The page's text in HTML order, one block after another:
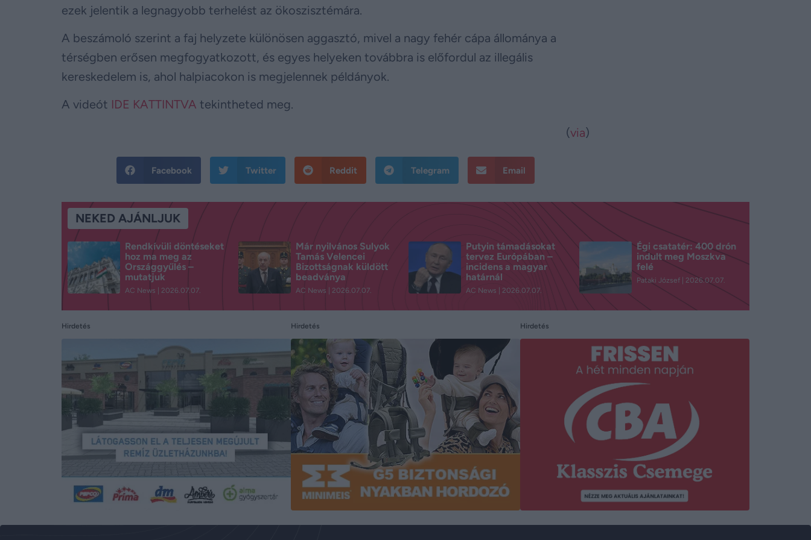
ezek jelentik a legnagyobb terhelést az ökoszisztémára.
A beszámoló szerint a faj helyzete különösen aggasztó, mivel a nagy fehér cápa állománya a
térségben erősen megfogyatkozott, és egyes helyeken továbbra is előfordul az illegális
kereskedelem is, ahol halpiacokon is megjelennek példányok.
A videót IDE KATTINTVA tekintheted meg.
(via)
Facebook Twitter Reddit Telegram Email
NEKED AJÁNLJUK
Rendkívüli döntéseket
hoz ma meg az
Országgyűlés –
mutatjuk
AC News 2026.07.07.
Már nyilvános Sulyok
Tamás Velencei
Bizottságnak küldött
beadványa
AC News 2026.07.07.
Putyin támadásokat
tervez Európában –
incidens a magyar
határnál
AC News 2026.07.07.
Égi csatatér: 400 drón
indult meg Moszkva
felé
Pataki József 2026.07.07.
Hirdetés Hirdetés Hirdetés